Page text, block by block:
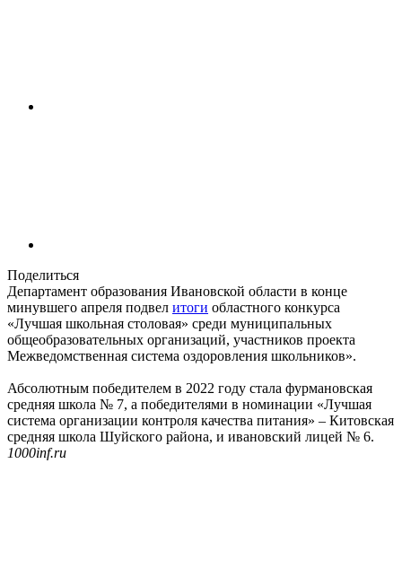
Поделиться
Департамент образования Ивановской области в конце
минувшего апреля подвел итоги областного конкурса
«Лучшая школьная столовая» среди муниципальных
общеобразовательных организаций, участников проекта
Межведомственная система оздоровления школьников».
Абсолютным победителем в 2022 году стала фурмановская
средняя школа № 7, а победителями в номинации «Лучшая
система организации контроля качества питания» – Китовская
средняя школа Шуйского района, и ивановский лицей № 6.
1000inf.ru